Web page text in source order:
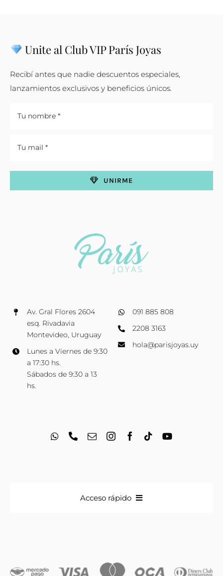
Av. Gral Flores 2604
esq. Rivadavia
Montevideo, Uruguay
Lunes a Viernes de 9:30
a 17:30 hs.
Sábados de 9:30 a 13
hs.
091 885 808
2208 3163
hola@parisjoyas.uy
Unite al Club VIP París Joyas
Recibí antes que nadie descuentos especiales,
lanzamientos exclusivos y beneficios únicos.
UNIRME
Acceso rápido
Iniciales